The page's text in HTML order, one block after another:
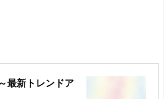
最新トレンドア